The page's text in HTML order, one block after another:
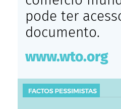
pode ter
documento.
www.wto.org